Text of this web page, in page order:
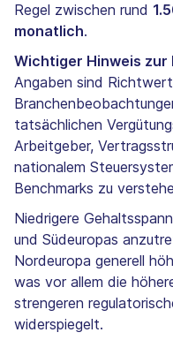
Regel zwischen rund
monatlich.
Wichtiger Hinweis
Angaben sind
tatsächlichen
Arbeitgeber,
nationalem
Benchmarks zu
Niedrigere
und Südeuropas
Nordeuropa generell
was vor allem die
strengeren
widerspiegelt.